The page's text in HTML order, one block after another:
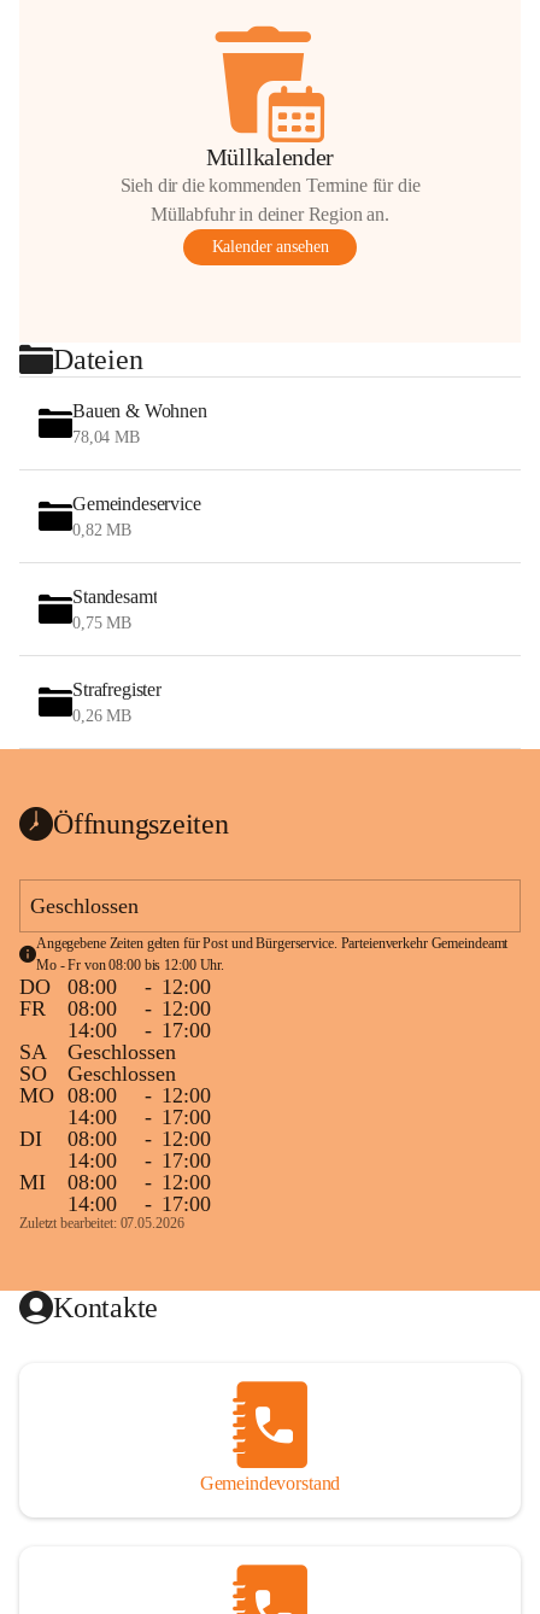
Müllkalender
Sieh dir die kommenden Termine für die
Müllabfuhr in deiner Region an.
Kalender ansehen
Dateien
Bauen & Wohnen
78,04 MB
Gemeindeservice
0,82 MB
Standesamt
0,75 MB
Strafregister
0,26 MB
Öffnungszeiten
Geschlossen
Angegebene Zeiten gelten für Post und Bürgerservice. Parteienverkehr Gemeindeamt
Mo - Fr von 08:00 bis 12:00 Uhr.
DO 08:00 - 12:00
FR
08:00 - 12:00
14:00
- 17:00
SA
Geschlossen
SO
Geschlossen
MO 08:00 - 12:00
14:00
- 17:00
DI
08:00 - 12:00
14:00
- 17:00
MI
08:00 - 12:00
14:00
- 17:00
Zuletzt bearbeitet: 07.05.2026
Kontakte
Gemeindevorstand